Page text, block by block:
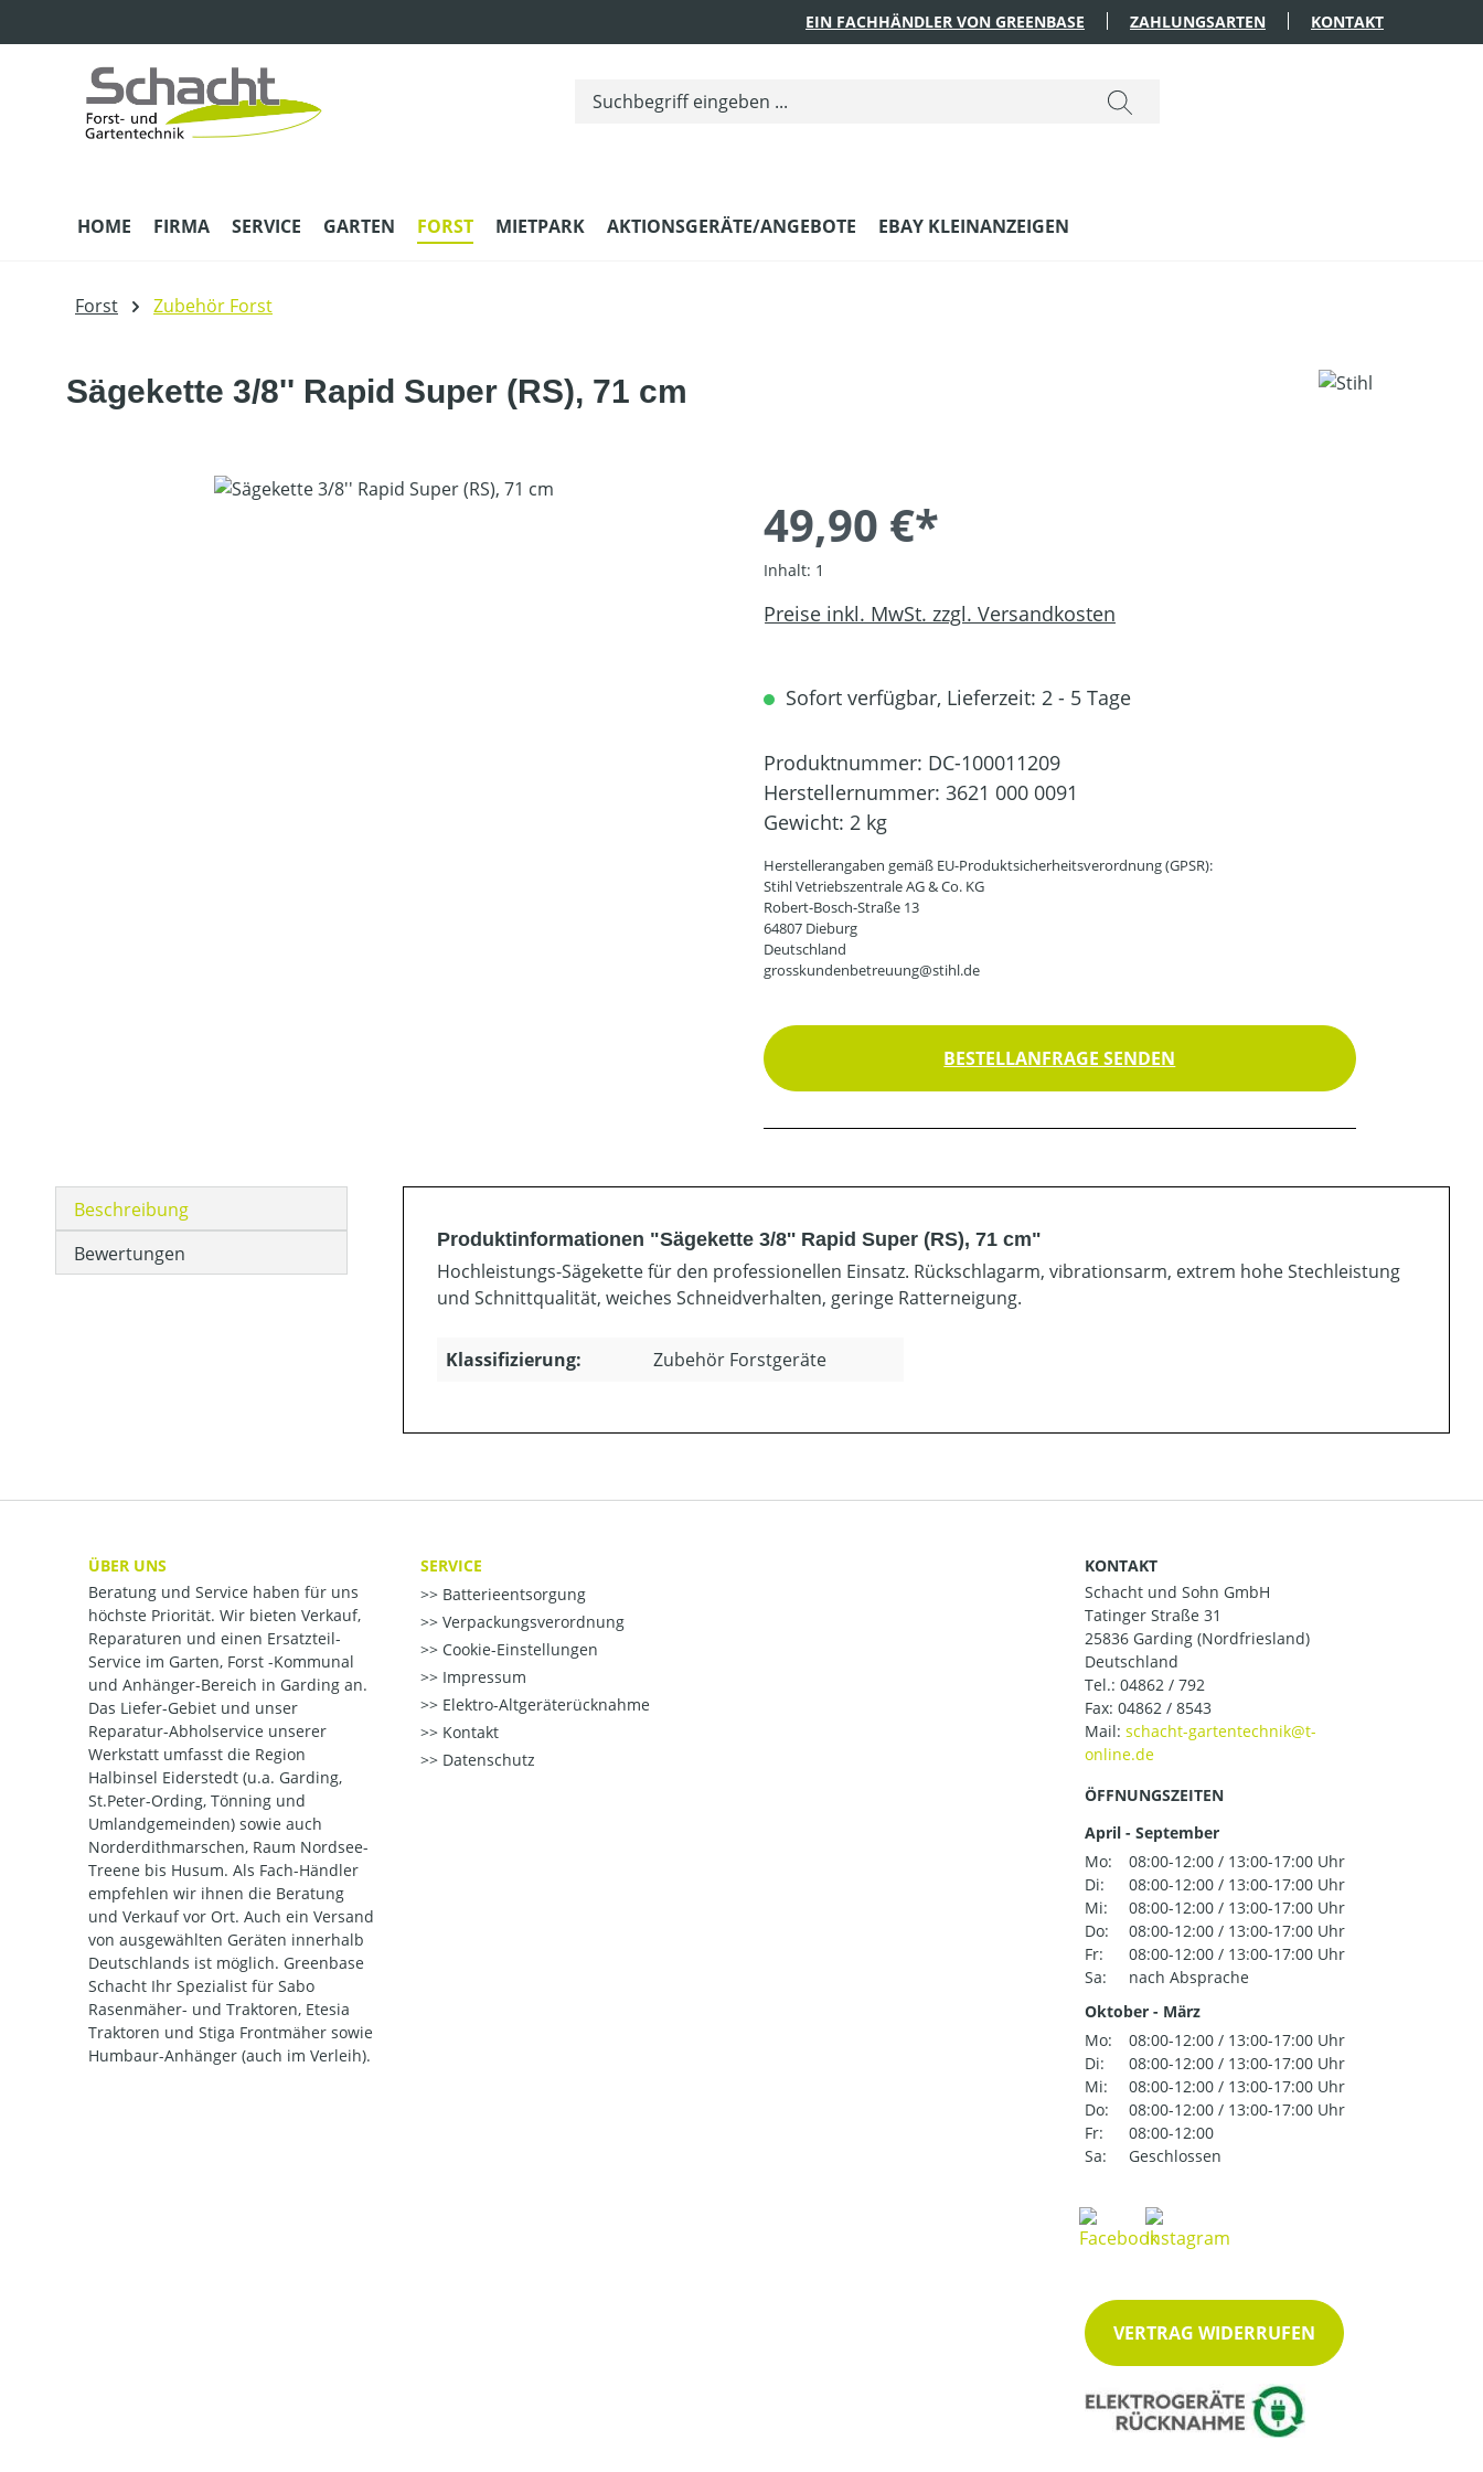
EIN FACHHÄNDLER VON GREENBASE ZAHLUNGSARTEN KONTAKT
HOME FIRMA SERVICE GARTEN FORST MIETPARK AKTIONSGERÄTE/ANGEBOTE EBAY KLEINANZEIGEN
Forst Zubehör Forst
Sägekette 3/8'' Rapid Super (RS), 71 cm
Bildergalerie überspringen
49,90 €*
Inhalt: 1
Preise inkl. MwSt. zzgl. Versandkosten
Sofort verfügbar, Lieferzeit: 2 - 5 Tage
Produktnummer: DC-100011209
Herstellernummer: 3621 000 0091
Gewicht: 2 kg
Herstellerangaben gemäß EU-Produktsicherheitsverordnung (GPSR):
Stihl Vetriebszentrale AG & Co. KG
Robert-Bosch-Straße 13
64807 Dieburg
Deutschland
grosskundenbetreuung@stihl.de
BESTELLANFRAGE SENDEN
Beschreibung
Bewertungen
Produktinformationen "Sägekette 3/8'' Rapid Super (RS), 71 cm"
Hochleistungs-Sägekette für den professionellen Einsatz. Rückschlagarm, vibrationsarm, extrem hohe Stechleistung
und Schnittqualität, weiches Schneidverhalten, geringe Ratterneigung.
Klassifizierung: Zubehör Forstgeräte
ÜBER UNS
Beratung und Service haben für uns
höchste Priorität. Wir bieten Verkauf,
Reparaturen und einen Ersatzteil-
Service im Garten, Forst -Kommunal
und Anhänger-Bereich in Garding an.
Das Liefer-Gebiet und unser
Reparatur-Abholservice unserer
Werkstatt umfasst die Region
Halbinsel Eiderstedt (u.a. Garding,
St.Peter-Ording, Tönning und
Umlandgemeinden) sowie auch
Norderdithmarschen, Raum Nordsee-
Treene bis Husum. Als Fach-Händler
empfehlen wir ihnen die Beratung
und Verkauf vor Ort. Auch ein Versand
von ausgewählten Geräten innerhalb
Deutschlands ist möglich. Greenbase
Schacht Ihr Spezialist für Sabo
Rasenmäher- und Traktoren, Etesia
Traktoren und Stiga Frontmäher sowie
Humbaur-Anhänger (auch im Verleih).
SERVICE
Batterieentsorgung
Verpackungsverordnung
Cookie-Einstellungen
Impressum
Elektro-Altgeräterücknahme
Kontakt
Datenschutz
KONTAKT
Schacht und Sohn GmbH
Tatinger Straße 31
25836 Garding (Nordfriesland)
Deutschland
Tel.: 04862 / 792
Fax: 04862 / 8543
Mail:
ÖFFNUNGSZEITEN
April - September
Mo:
08:00-12:00 / 13:00-17:00 Uhr
Di:
08:00-12:00 / 13:00-17:00 Uhr
Mi:
08:00-12:00 / 13:00-17:00 Uhr
Do:
08:00-12:00 / 13:00-17:00 Uhr
Fr:
08:00-12:00 / 13:00-17:00 Uhr
Sa:
nach Absprache
Oktober - März
Mo:
08:00-12:00 / 13:00-17:00 Uhr
Di:
08:00-12:00 / 13:00-17:00 Uhr
Mi:
08:00-12:00 / 13:00-17:00 Uhr
Do:
08:00-12:00 / 13:00-17:00 Uhr
Fr:
08:00-12:00
Sa:
Geschlossen
VERTRAG WIDERRUFEN